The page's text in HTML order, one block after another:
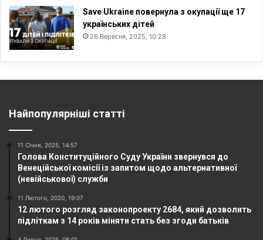
Save Ukraine повернула з окупації ще 17
українських дітей
26 Вересня, 2025, 10:28
Найпопулярніші статті
11 Січня, 2025, 14:57
Голова Конституційного Суду України звернувся до
Венеційської комісії із запитом щодо альтернативної
(невійськової) служби
11 Лютого, 2020, 19:07
12 лютого розгляд законопроекту 2684, який дозволить
підліткам з 14 років міняти стать без згоди батьків